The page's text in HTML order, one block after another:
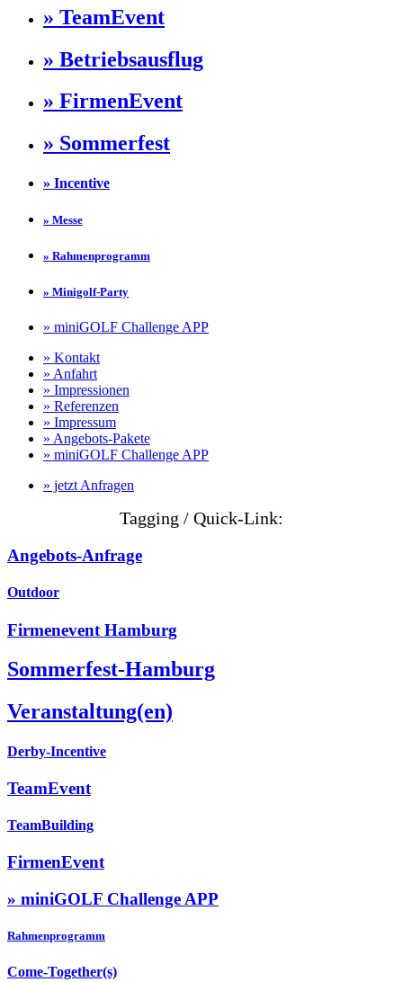
» TeamEvent
» Betriebsausflug
» FirmenEvent
» Sommerfest
» Incentive
» Messe
» Rahmenprogramm
» Minigolf-Party
» miniGOLF Challenge APP
» Kontakt
» Anfahrt
» Impressionen
» Referenzen
» Impressum
» Angebots-Pakete
» miniGOLF Challenge APP
» jetzt Anfragen
Tagging / Quick-Link:
Angebots-Anfrage
Outdoor
Firmenevent Hamburg
Sommerfest-Hamburg
Veranstaltung(en)
Derby-Incentive
TeamEvent
TeamBuilding
FirmenEvent
» miniGOLF Challenge APP
Rahmenprogramm
Come-Together(s)